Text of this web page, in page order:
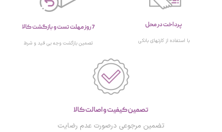
پرداخت در محل
با استفاده از کارتهای بانکی
7 روز مهلت تست و بازگشت کالا
تصمین بازگشت وجه بی قید و شرط
تصمین کیفیت و اصالت کالا
تضمین مرجوعی درصورت عدم رضایت